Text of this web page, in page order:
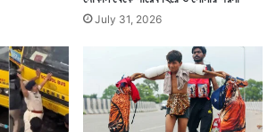
July 31, 2026